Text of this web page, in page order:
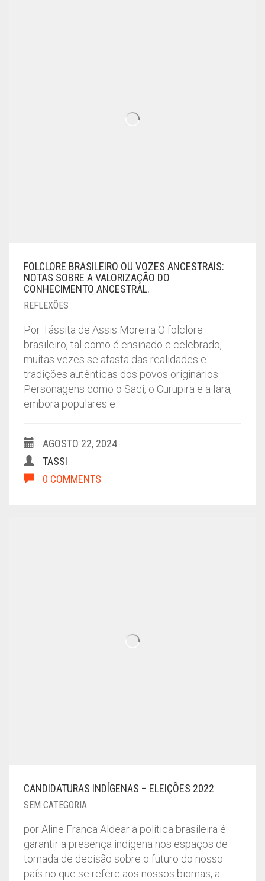
FOLCLORE BRASILEIRO OU VOZES ANCESTRAIS:
NOTAS SOBRE A VALORIZAÇÃO DO
CONHECIMENTO ANCESTRAL.
REFLEXÕES
Por Tássita de Assis Moreira O folclore
brasileiro, tal como é ensinado e celebrado,
muitas vezes se afasta das realidades e
tradições autênticas dos povos originários.
Personagens como o Saci, o Curupira e a Iara,
embora populares e…
AGOSTO 22, 2024
TASSI
0 COMMENTS
CANDIDATURAS INDÍGENAS – ELEIÇÕES 2022
SEM CATEGORIA
por Aline Franca Aldear a política brasileira é
garantir a presença indígena nos espaços de
tomada de decisão sobre o futuro do nosso
país no que se refere aos nossos biomas, a